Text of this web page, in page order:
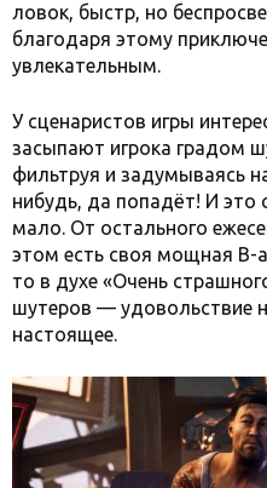
ловок, быстр, но
благодаря этому
увлекательным.
У сценаристов игры
засыпают игрока градом
фильтруя и задумываясь
нибудь, да попадёт! И это
мало. От остального
этом есть своя мощная B-
то в духе «Очень
шутеров — удовольствие
настоящее.